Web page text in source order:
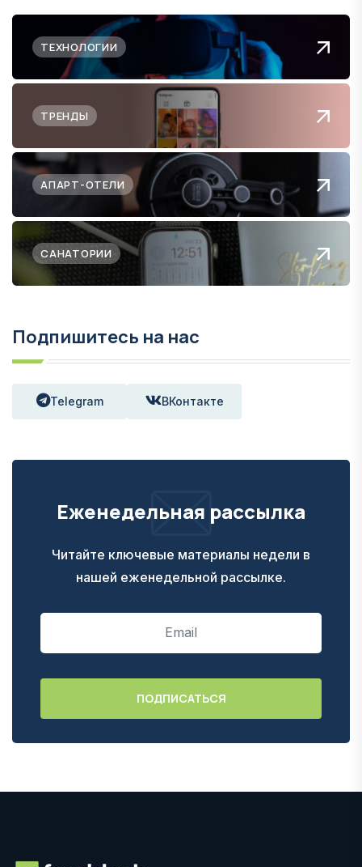
ТЕХНОЛОГИИ
ТРЕНДЫ
АПАРТ-ОТЕЛИ
САНАТОРИИ
Подпишитесь на нас
Telegram ВКонтакте
Еженедельная рассылка
Читайте ключевые материалы недели в
нашей еженедельной рассылке.